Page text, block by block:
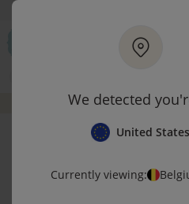
We detected
United States
Currently viewing:
Ga naar hoofdinhoud
Klantbeoordelingen
DE LAATSTE ITEMS UIT VORIGE